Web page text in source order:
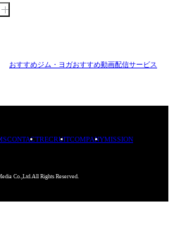
おすすめジム・ヨガおすすめ動画配信サービス
CONTACTRECRUITCOMPANYMISSION
Co.,Ltd.All Rights Reserved.